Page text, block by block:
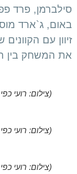
סילברמן, פרד
באום, ג`ארד
זיוון עם הקוונים
את המשחק בין
(צילום: רועי
(צילום: רועי
(צילום: רועי